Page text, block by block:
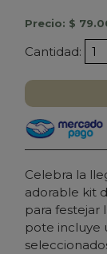
Precio: $
Cantidad:
Celebra la
adorable kit
para festejar
pote incluye